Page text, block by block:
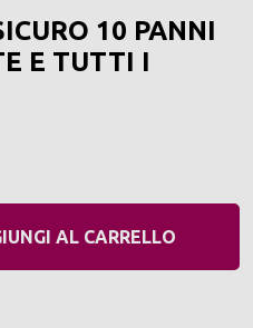
DEI
10 PANNI
E TUTTI I
AL CARRELLO